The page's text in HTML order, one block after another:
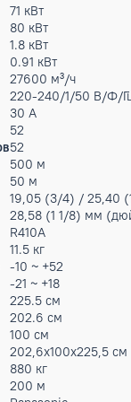
3-х
с
84 дБ(А)
10 Па
242 тыс.BTU
71 кВт
80 кВт
1.8 кВт
0.91 кВт
27600 м³/ч
220-240/1/50
30 А
52
52